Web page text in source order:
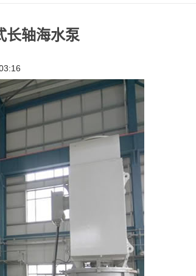
长轴海水泵